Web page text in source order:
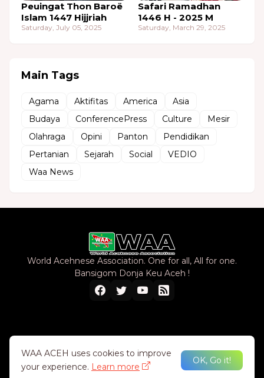
Peuingat Thon Baroë
Islam 1447 Hijjriah
Saturday, July 05, 2025
Safari Ramadhan
1446 H - 2025 M
Saturday, March 29, 2025
Main Tags
Agama Aktifitas America
Asia
Budaya
ConferencePress Culture
Mesir
Olahraga
Opini Panton
Pendidikan
Pertanian
Sejarah Social
VEDIO
Waa News
World Acehnese Association. One for all, All for one.
Bansigom Donja Keu Aceh !
Design by -WAA TEAM
Home About UsPrivacy PolicyContact Us
WAA ACEH uses cookies to improve
your experience. Learn more
OK, Go it!